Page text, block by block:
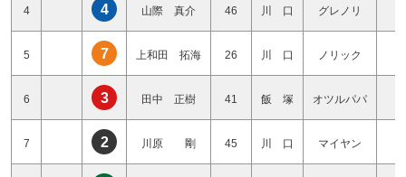
4 4 山際 真介 46 川 口 グレノリ
5 7 上和田 拓海 26 川 口 ノリック
6 3 田中 正樹 41 飯 塚 オツルパパ
7 2 川原 剛 45 川 口 マイヤン